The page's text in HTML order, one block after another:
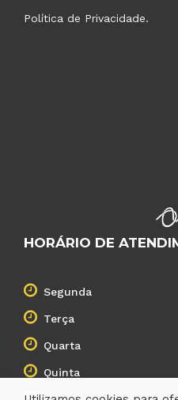
Política de Privacidade.
HORÁRIO DE
Segunda
Terça
Quarta
Quinta